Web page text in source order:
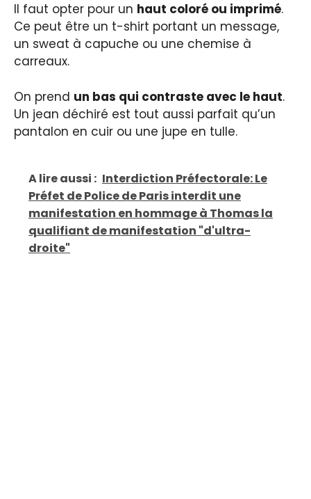
Il faut opter pour un haut coloré ou imprimé.
Ce peut être un t-shirt portant un message,
un sweat à capuche ou une chemise à
carreaux.
On prend un bas qui contraste avec le haut.
Un jean déchiré est tout aussi parfait qu’un
pantalon en cuir ou une jupe en tulle.
A lire aussi : Interdiction Préfectorale: Le
Préfet de Police de Paris interdit une
manifestation en hommage à Thomas la
qualifiant de manifestation "d'ultra-
droite"